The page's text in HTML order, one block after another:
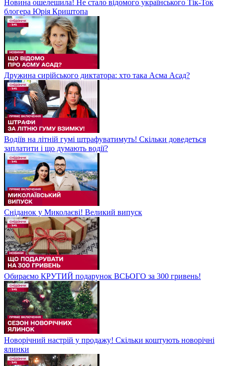
Новина ошелешила! Не стало відомого українського Тік-Ток
блогера Юрія Криштопа
Дружина сирійського диктатора: хто така Асма Асад?
Водіїв на літній гумі штрафуватимуть! Скільки доведеться
заплатити і що думають водії?
Сніданок у Миколаєві! Великий випуск
Обираємо КРУТИЙ подарунок ВСЬОГО за 300 гривень!
Новорічний настрій у продажу! Скільки коштують новорічні
ялинки